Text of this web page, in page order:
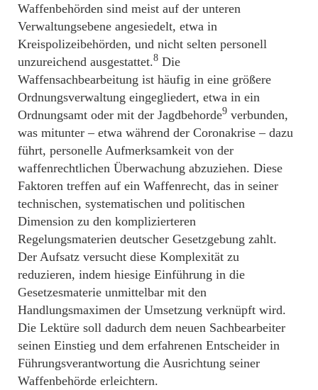
Waffenbehörden sind meist auf der unteren
Verwaltungsebene angesiedelt, etwa in
Kreispolizeibehörden, und nicht selten personell
unzureichend ausgestattet.8 Die
Waffensachbearbeitung ist häufig in eine größere
Ordnungsverwaltung eingegliedert, etwa in ein
Ordnungsamt oder mit der Jagdbehorde9 verbunden,
was mitunter – etwa während der Coronakrise – dazu
führt, personelle Aufmerksamkeit von der
waffenrechtlichen Überwachung abzuziehen. Diese
Faktoren treffen auf ein Waffenrecht, das in seiner
technischen, systematischen und politischen
Dimension zu den komplizierteren
Regelungsmaterien deutscher Gesetzgebung zahlt.
Der Aufsatz versucht diese Komplexität zu
reduzieren, indem hiesige Einführung in die
Gesetzesmaterie unmittelbar mit den
Handlungsmaximen der Umsetzung verknüpft wird.
Die Lektüre soll dadurch dem neuen Sachbearbeiter
seinen Einstieg und dem erfahrenen Entscheider in
Führungsverantwortung die Ausrichtung seiner
Waffenbehörde erleichtern.